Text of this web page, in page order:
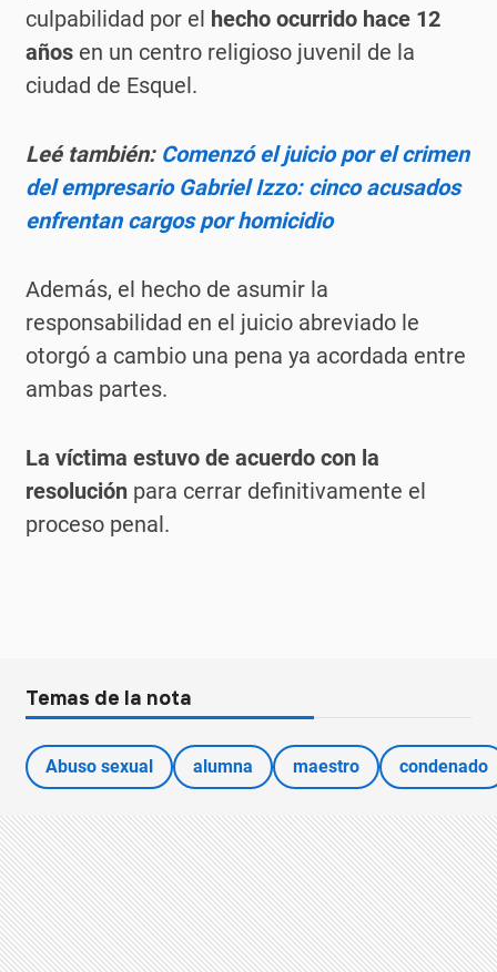
culpabilidad por el hecho ocurrido hace 12
años en un centro religioso juvenil de la
ciudad de Esquel.
Leé también: Comenzó el juicio por el crimen
del empresario Gabriel Izzo: cinco acusados
enfrentan cargos por homicidio
Además, el hecho de asumir la
responsabilidad en el juicio abreviado le
otorgó a cambio una pena ya acordada entre
ambas partes.
La víctima estuvo de acuerdo con la
resolución para cerrar definitivamente el
proceso penal.
Temas de la nota
Abuso sexual alumna maestro condenado